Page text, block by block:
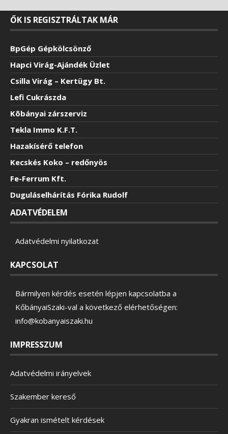
ŐK IS REGISZTRÁLTAK MÁR
BpGép Gépkölcsönző
Hapci Virág-Ajándék Üzlet
Csilla Virág – Kertügy Bt.
Lefi Cukrászda
Kõbányai zárszerviz
Tekla Immo K.F.T.
Hazakísérő telefon
Kecskés Koko – redőnyös
Fe-Ferrum Kft.
Duguláselhárítás Fórika Rudolf
ADATVÉDELEM
Adatvédelmi nyilatkozat
KAPCSOLAT
Bármilyen kérdés esetén lépjen kapcsolatba a
KőbányaiSzaki-val a következő elérhetőségen:
info@kobanyaiszaki.hu
IMPRESSZUM
Adatvédelmi irányelvek
Szakember kereső
Gyakran ismételt kérdések